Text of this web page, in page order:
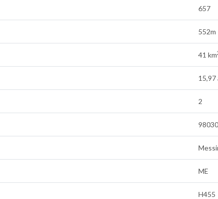
657
552m
41 km
2
98030
ME
H455